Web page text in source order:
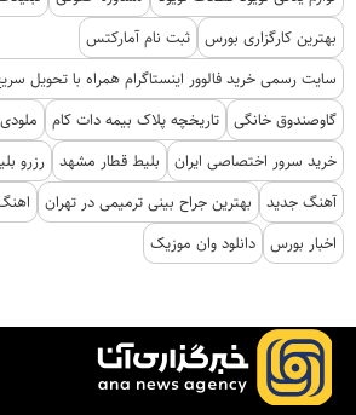
بهترین کارگزاری بورس ثبت نام آمارکتس
سایت رسمی خرید فالوور اینستاگرام همراه با تحویل
گاوصندوق خانگی تاریخچه پلاک بیمه دات کام
ملودی 98
خرید سرور اختصاصی ایران
بلیط قطار مشهد رزرو
آهنگ جدید
بهترین جراح بینی ترمیمی در تهران
اخبار بورس دانلود وان موزیک